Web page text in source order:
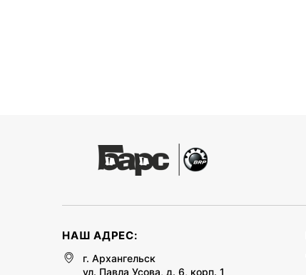
НАШ АДРЕС:
г. Архангельск
ул. Павла Усова, д. 6, корп. 1